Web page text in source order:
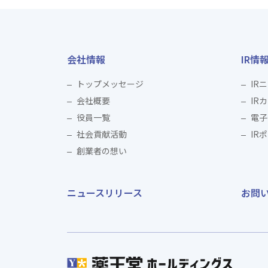
会社情報
トップメッセージ
会社概要
役員一覧
社会貢献活動
創業者の想い
IR情
IR
IR
電
IR
ニュースリリース お問